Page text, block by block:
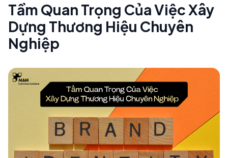
Tầm Quan Trọng Của Việc Xây
Dựng Thương Hiệu Chuyên
Nghiệp